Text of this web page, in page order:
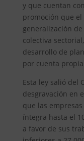
y que cuentan
promoción que
generalización
colectiva
desarrollo de
por cuenta propia.
Esta ley salió del
desgravación en
que las
íntegra hasta el
a favor de sus